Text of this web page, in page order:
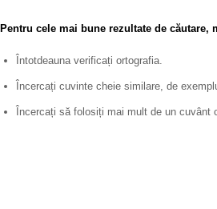
Pentru cele mai bune rezultate de căutare,
Întotdeauna verificați ortografia.
Încercați cuvinte cheie similare, de
Încercați să folosiți mai mult de un cuvânt